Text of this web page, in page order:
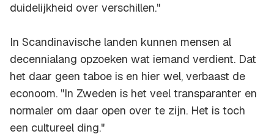
duidelijkheid over verschillen."
In Scandinavische landen kunnen mensen al
decennialang opzoeken wat iemand verdient. Dat
het daar geen taboe is en hier wel, verbaast de
econoom. "In Zweden is het veel transparanter en
normaler om daar open over te zijn. Het is toch
een cultureel ding."